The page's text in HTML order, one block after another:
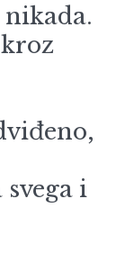
svega i